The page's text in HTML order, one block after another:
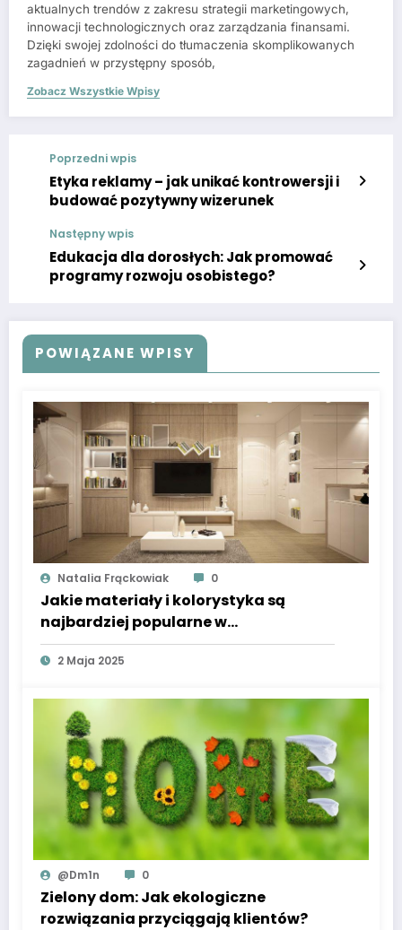
aktualnych trendów z zakresu strategii marketingowych,
innowacji technologicznych oraz zarządzania finansami.
Dzięki swojej zdolności do tłumaczenia skomplikowanych
zagadnień w przystępny sposób,
Zobacz Wszystkie Wpisy
Poprzedni wpis
Etyka reklamy – jak unikać kontrowersji i
budować pozytywny wizerunek
Następny wpis
Edukacja dla dorosłych: Jak promować
programy rozwoju osobistego?
POWIĄZANE WPISY
Natalia Frąckowiak 0
Jakie materiały i kolorystyka są
najbardziej popularne w
nowoczesnych domach?
2 Maja 2025
@dm1n 0
Zielony dom: Jak ekologiczne
rozwiązania przyciągają klientów?